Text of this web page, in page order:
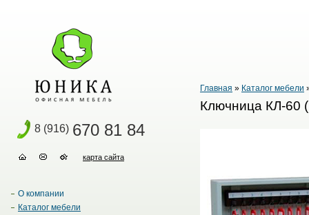
8 (916) 670 81 84
карта сайта
О компании
Каталог мебели
Главная » Каталог мебели
Ключница КЛ-60